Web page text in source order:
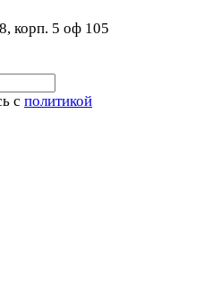
корп. 5 оф 105
с политикой